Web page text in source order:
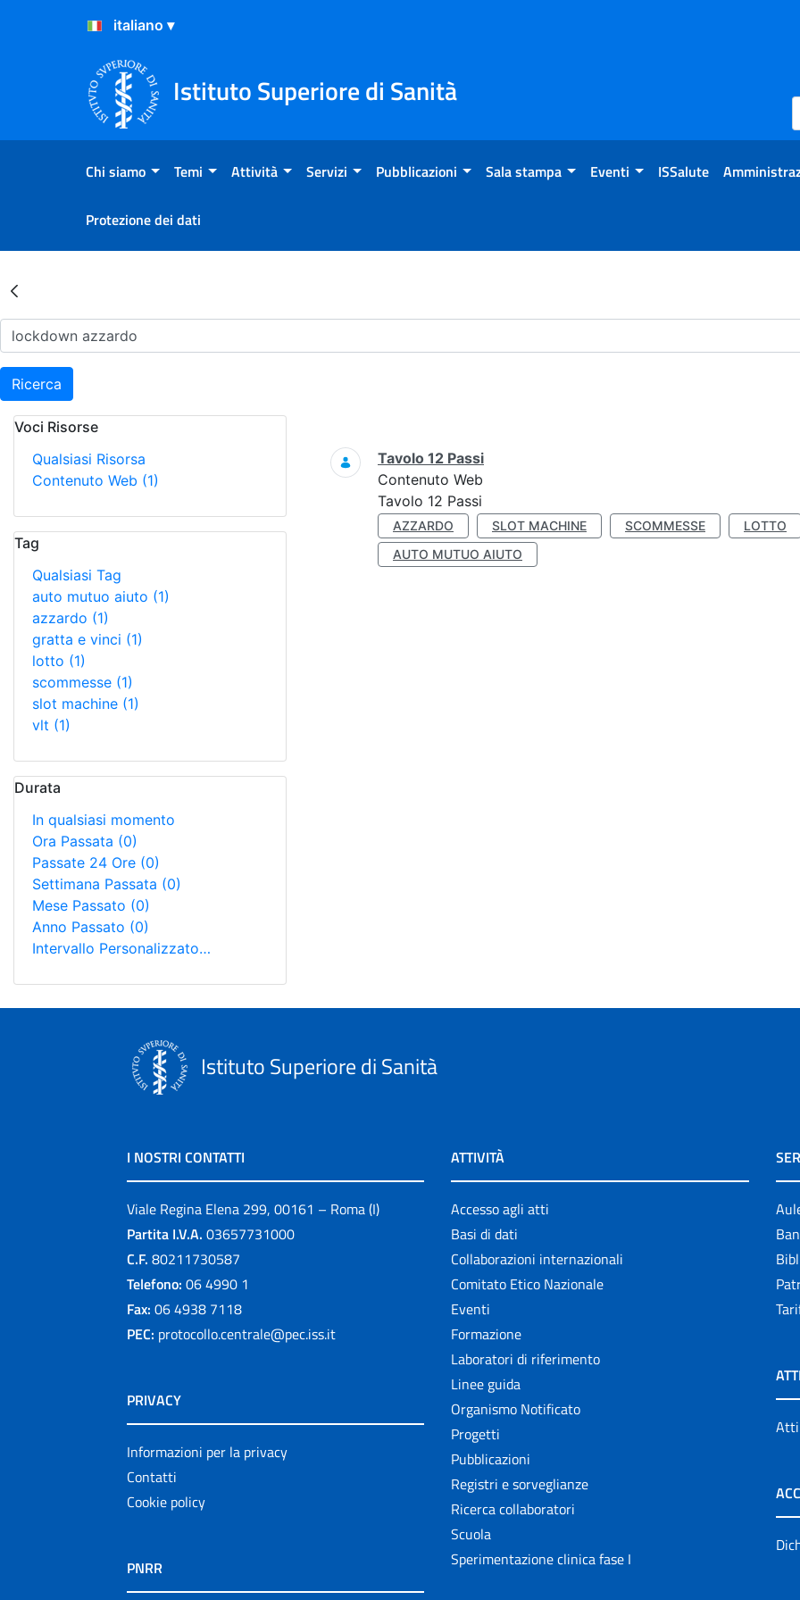
Salta al Contenuto
Salta al Footer
Istituto Superiore di Sanità
Chi siamo Temi Attività Servizi Pubblicazioni Sala stampa Eventi ISSalute
Protezione dei dati
Risultati della Ricerca - Archivio
Ricerca
Voci Risorse
Qualsiasi Risorsa
Contenuto Web (1)
Tag
Qualsiasi Tag
auto mutuo aiuto (1)
azzardo (1)
gratta e vinci (1)
lotto (1)
scommesse (1)
slot machine (1)
vlt (1)
Durata
In qualsiasi momento
Ora Passata (0)
Passate 24 Ore (0)
Settimana Passata (0)
Mese Passato (0)
Anno Passato (0)
Intervallo Personalizzato…
Ricerca
Tavolo 12 Passi
Contenuto Web
Tavolo 12 Passi
AZZARDO SLOT MACHINE SCOMMESSE
LOTTO
AUTO MUTUO AIUTO
Istituto Superiore di Sanità
I NOSTRI CONTATTI
Viale Regina Elena 299, 00161 – Roma (I)
Partita I.V.A. 03657731000
C.F. 80211730587
Telefono: 06 4990 1
Fax: 06 4938 7118
PEC: protocollo.centrale@pec.iss.it
PRIVACY
Informazioni per la privacy
Contatti
Cookie policy
PNRR
ATTIVITÀ
Accesso agli atti
Basi di dati
Collaborazioni internazionali
Comitato Etico Nazionale
Eventi
Formazione
Laboratori di riferimento
Linee guida
Organismo Notificato
Progetti
Pubblicazioni
Registri e sorveglianze
Ricerca collaboratori
Scuola
Sperimentazione clinica fase I
Atti